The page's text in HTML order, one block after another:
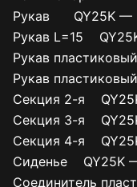
Рукав QY25K —
Рукав L=15
Рукав
Рукав
Секция 2-я
Секция 3-я
Секция 4-я
Сиденье QY25K —
Соединитель